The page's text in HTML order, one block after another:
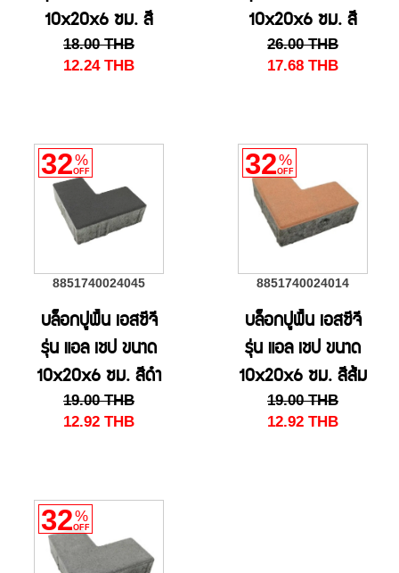
10x20x6 ซม. สี
แดง
18.00 THB
12.24 THB
10x20x6 ซม. สี
เขียว
26.00 THB
17.68 THB
32%
OFF
8851740024045
บล็อกปูพื้น เอสซีจี
รุ่น แอล เชป ขนาด
10x20x6 ซม. สีดำ
19.00 THB
12.92 THB
32%
OFF
8851740024014
บล็อกปูพื้น เอสซีจี
รุ่น แอล เชป ขนาด
10x20x6 ซม. สีส้ม
19.00 THB
12.92 THB
32%
OFF